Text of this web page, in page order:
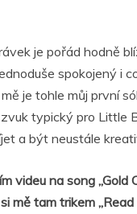
je pořád hodně
spokojený i
je tohle můj první
typický pro Little
a být neustále
videu na song
mě tam trikem